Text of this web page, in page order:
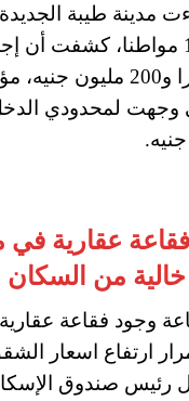
مدينة طيبة
الثالثة بعدد 1234 مواطنا،
الممنوح 23 مليارا و200
وجهت لمحدودي
من السكان
وجود فقاعة عقارية
ارتفاع اسعار
رئيس صندوق